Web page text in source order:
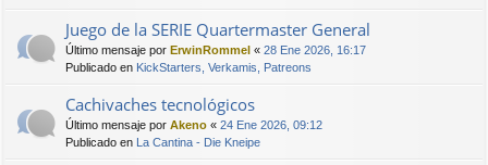
Juego de la SERIE Quartermaster General
Último mensaje por ErwinRommel « 28 Ene 2026, 16:17
Publicado en KickStarters, Verkamis, Patreons
Cachivaches tecnológicos
Último mensaje por Akeno « 24 Ene 2026, 09:12
Publicado en La Cantina - Die Kneipe